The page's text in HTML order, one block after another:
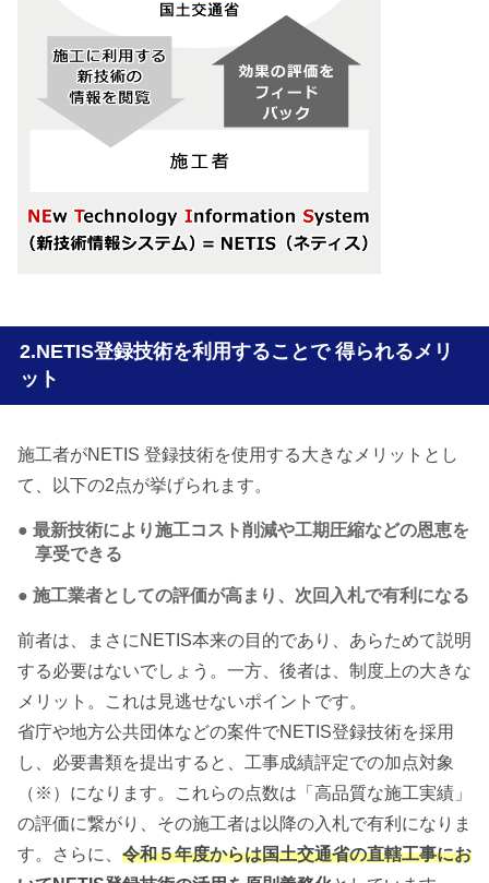
NETIS登録技術を利用することで 得られるメリ
ット
施工者がNETIS 登録技術を使用する大きなメリットとし
て、以下の2点が挙げられます。
最新技術により施工コスト削減や工期圧縮などの恩恵を
享受できる
施工業者としての評価が高まり、次回入札で有利になる
前者は、まさにNETIS本来の目的であり、あらためて説明
する必要はないでしょう。一方、後者は、制度上の大きな
メリット。これは見逃せないポイントです。
省庁や地方公共団体などの案件でNETIS登録技術を採用
し、必要書類を提出すると、工事成績評定での加点対象
（※）になります。これらの点数は「高品質な施工実績」
の評価に繋がり、その施工者は以降の入札で有利になりま
す。さらに、 令和５年度からは国土交通省の直轄工事にお